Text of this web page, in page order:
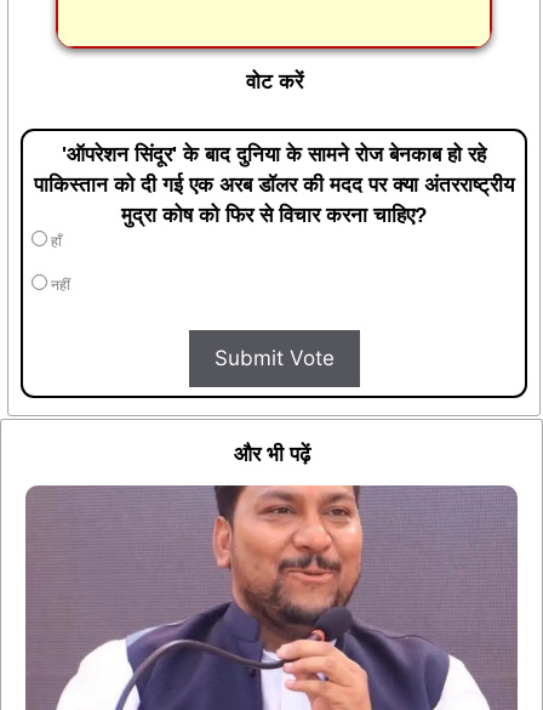
वोट करें
'ऑपरेशन सिंदूर' के बाद दुनिया के सामने रोज बेनकाब हो रहे
पाकिस्तान को दी गई एक अरब डॉलर की मदद पर क्या अंतरराष्ट्रीय
मुद्रा कोष को फिर से विचार करना चाहिए?
हाँ
नहीं
Submit Vote
और भी पढ़ें